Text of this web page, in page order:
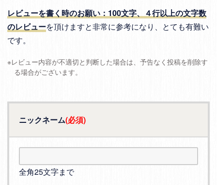
レビューを書く時のお願い：100文字、４行以上の文字数
のレビューを頂けますと非常に参考になり、とても有難い
です。
※レビュー内容が不適切と判断した場合は、予告なく投稿を削除す
る場合がございます。
ニックネーム(必須)
全角25文字まで